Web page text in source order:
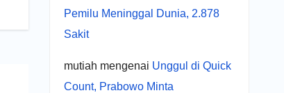
Pemilu Meninggal Dunia, 2.878
Sakit
mutiah mengenai Unggul di Quick
Count, Prabowo Minta